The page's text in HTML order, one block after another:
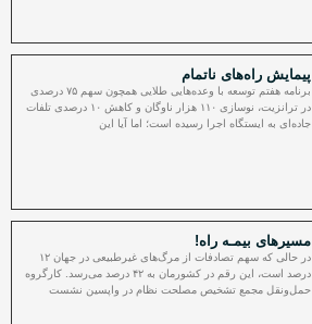
پیمایش راه‌های ناتمام
برنامه هفتم توسعه با وعده‌هایی طلایی همچون سهم ۷۵ درصدی
در ترانزیت، نوسازی ۱۱۰ هزار ناوگان و کاهش ۱۰ درصدی تلفات
جاده‌ای به ایستگاه اجرا رسیده است؛ اما آیا این
مسیرهای بیمـه راه!
در حالی که سهم تصادفات از مرگ‌های غیرطبیعی در جهان ۱۲
درصد است، این رقم در کشورمان به ۴۲ درصد می‌رسد. کارگروه
حمل‌ونقل مجمع تشخیص مصلحت نظام در واپسین نشست